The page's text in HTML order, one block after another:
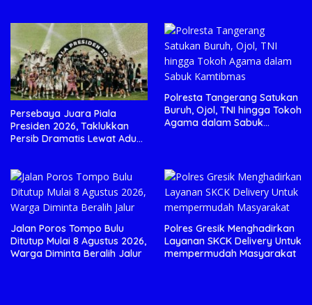
Persebaya Juara Piala
Presiden 2026, Taklukkan
Persib Dramatis Lewat Adu
Polresta Tangerang Satukan
Buruh, Ojol, TNI hingga Tokoh
Agama dalam Sabuk
Jalan Poros Tompo Bulu
Ditutup Mulai 8 Agustus 2026,
Polres Gresik Menghadirkan
Layanan SKCK Delivery Untuk
mempermudah Masyarakat